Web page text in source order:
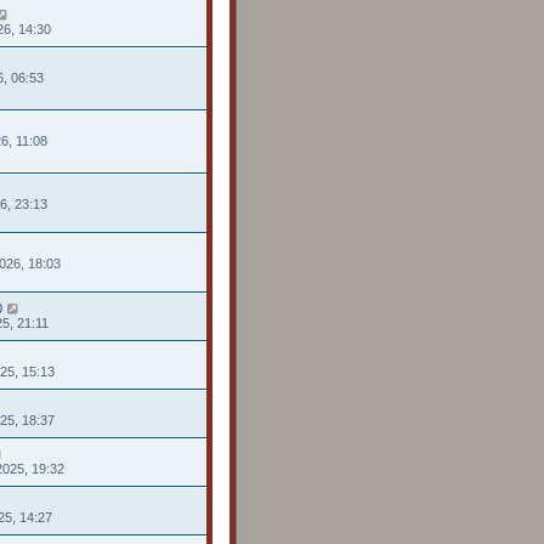
14:30
06:53
11:08
23:13
18:03
21:11
15:13
18:37
19:32
14:27